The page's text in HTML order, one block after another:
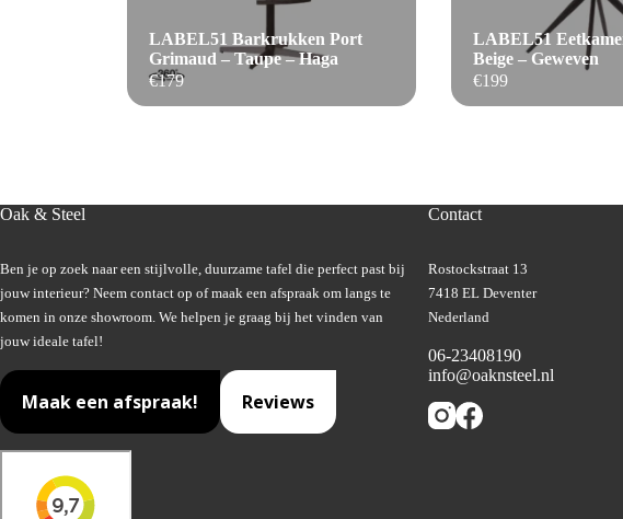
€179
LABEL51 Barkrukken Port
Grimaud – Taupe – Haga
€199
LABEL51
Beige – Geweven
Oak & Steel
Ben je op zoek naar een stijlvolle, duurzame tafel die perfect past bij
jouw interieur? Neem contact op of maak een afspraak om langs te
komen in onze showroom. We helpen je graag bij het vinden van
jouw ideale tafel!
Maak een afspraak! Reviews
Contact
Rostockstraat 13
7418 EL Deventer
Nederland
06-23408190
info@oaknsteel.nl